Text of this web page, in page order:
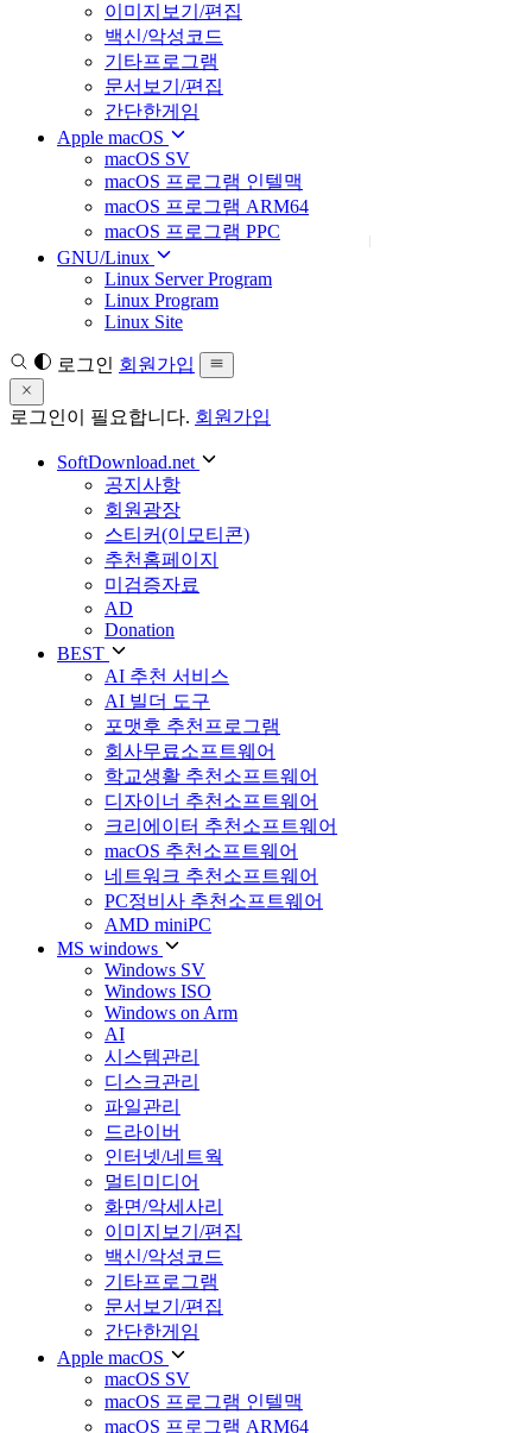
이미지보기/편집
백신/악성코드
기타프로그램
문서보기/편집
간단한게임
Apple macOS
macOS SV
macOS 프로그램 인텔맥
macOS 프로그램 ARM64
macOS 프로그램 PPC
GNU/Linux
Linux Server Program
Linux Program
Linux Site
로그인 회원가입
로그인이 필요합니다. 회원가입
SoftDownload.net
공지사항
회원광장
스티커(이모티콘)
추천홈페이지
미검증자료
AD
Donation
BEST
AI 추천 서비스
AI 빌더 도구
포맷후 추천프로그램
회사무료소프트웨어
학교생활 추천소프트웨어
디자이너 추천소프트웨어
크리에이터 추천소프트웨어
macOS 추천소프트웨어
네트워크 추천소프트웨어
PC정비사 추천소프트웨어
AMD miniPC
MS windows
Windows SV
Windows ISO
Windows on Arm
AI
시스템관리
디스크관리
파일관리
드라이버
인터넷/네트웍
멀티미디어
화면/악세사리
이미지보기/편집
백신/악성코드
기타프로그램
문서보기/편집
간단한게임
Apple macOS
macOS SV
macOS 프로그램 인텔맥
macOS 프로그램 ARM64